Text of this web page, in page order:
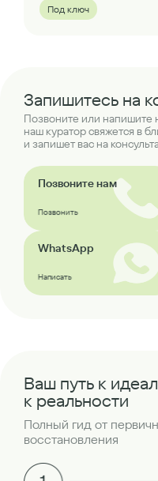
Под ключ
Запишитесь на
Позвоните или
наш куратор свяжется в
и запишет вас на
Позвоните нам
Позвонить
WhatsApp
Написать
Ваш путь к
к реальности
Полный гид от
восстановления